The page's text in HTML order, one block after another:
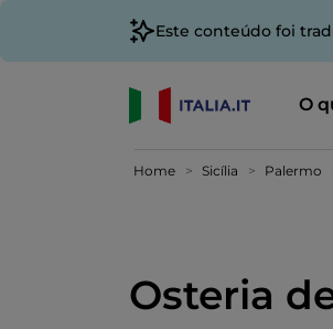
Este conteúdo foi
O
Home Sicília Palermo
Osteria